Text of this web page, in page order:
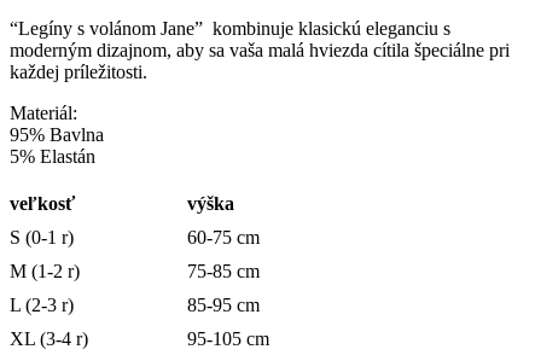
“Legíny s volánom Jane” kombinuje klasickú eleganciu s
moderným dizajnom, aby sa vaša malá hviezda cítila špeciálne pri
každej príležitosti.
Materiál:
95% Bavlna
5% Elastán
veľkosť
výška
S (0-1 r)
60-75 cm
M (1-2 r)
75-85 cm
L (2-3 r)
85-95 cm
XL (3-4 r)
95-105 cm